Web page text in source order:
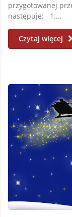
przygotowanej
następuje: 1....
Czytaj więcej